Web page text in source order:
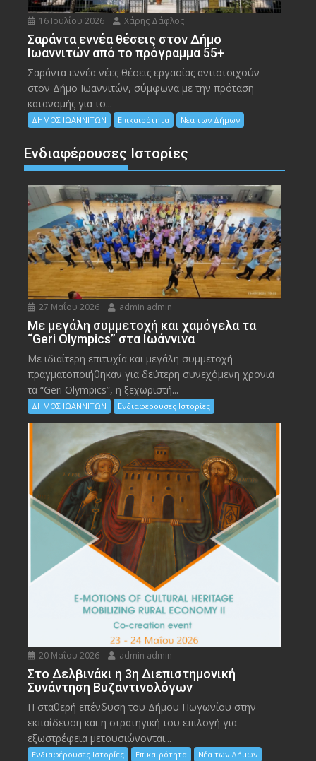
16 Ιουλίου 2026 Χάρης Δάφλος
Σαράντα εννέα θέσεις στον Δήμο
Ιωαννιτών από το πρόγραμμα 55+
Σαράντα εννέα νέες θέσεις εργασίας αντιστοιχούν
στον Δήμο Ιωαννιτών, σύμφωνα με την πρόταση
κατανομής για το...
ΔΗΜΟΣ ΙΩΑΝΝΙΤΩΝ Επικαιρότητα Νέα των Δήμων
Ενδιαφέρουσες Ιστορίες
27 Μαΐου 2026 admin admin
Με μεγάλη συμμετοχή και χαμόγελα τα
“Geri Olympics” στα Ιωάννινα
Με ιδιαίτερη επιτυχία και μεγάλη συμμετοχή
πραγματοποιήθηκαν για δεύτερη συνεχόμενη χρονιά
τα “Geri Olympics”, η ξεχωριστή...
ΔΗΜΟΣ ΙΩΑΝΝΙΤΩΝ Ενδιαφέρουσες Ιστορίες
20 Μαΐου 2026 admin admin
Στο Δελβινάκι η 3η Διεπιστημονική
Συνάντηση Βυζαντινολόγων
Η σταθερή επένδυση του Δήμου Πωγωνίου στην
εκπαίδευση και η στρατηγική του επιλογή για
εξωστρέφεια μετουσιώνονται...
Ενδιαφέρουσες Ιστορίες Επικαιρότητα Νέα των Δήμων